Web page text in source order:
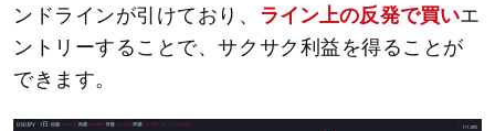
ンドラインが引けており、
ライン上の反発で買いエ
ントリーすることで、サクサク利益を得ることが
できます。